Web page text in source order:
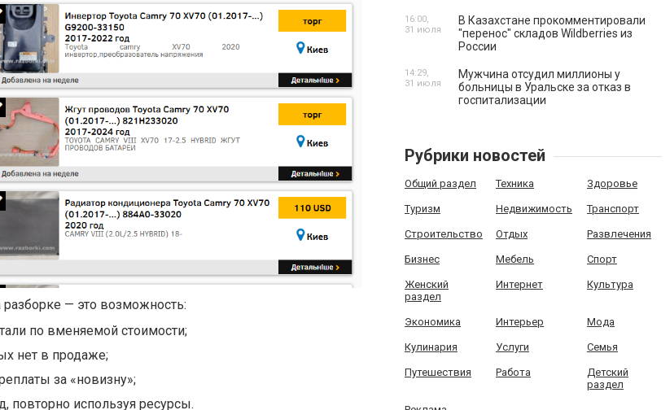
— это возможность:
по вменяемой стоимости;
нет в продаже;
за «новизну»;
повторно используя ресурсы.
В Казахстане прокомментировали
"перенос" складов Wildberries из
России
16:00,
31 июля
Мужчина отсудил миллионы у
больницы в Уральске за отказ в
госпитализации
14:29,
31 июля
Рубрики новостей
Общий раздел Техника Здоровье
Туризм Недвижимость Транспорт
Строительство Отдых Развлечения
Бизнес Мебель Спорт
Женский
раздел
Интернет Культура
Экономика Интерьер Мода
Кулинария Услуги Семья
Путешествия Работа
Детский
раздел